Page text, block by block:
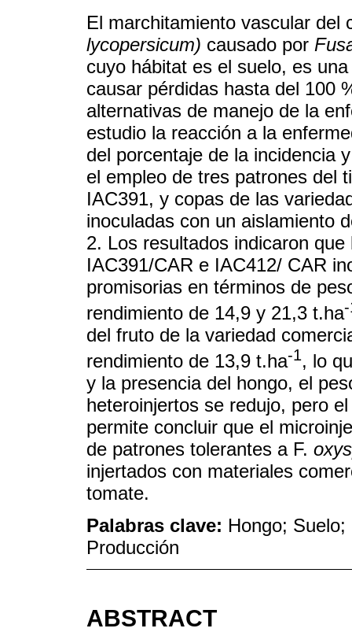
El marchitamiento vascular del
lycopersicum) causado por
cuyo hábitat es el suelo, es
causar pérdidas hasta del 100
alternativas de manejo de la
estudio la reacción a la
del porcentaje de la incidencia
el empleo de tres patrones del
IAC391, y copas de las
inoculadas con un aislamiento
2. Los resultados indicaron
IAC391/CAR e IAC412/ CAR
promisorias en términos de
rendimiento de 14,9 y 21,3 t.ha
del fruto de la variedad
rendimiento de 13,9 t.ha-1, lo
y la presencia del hongo, el
heteroinjertos se redujo, pero
permite concluir que el
de patrones tolerantes a F.
injertados con materiales
tomate.
Palabras clave: Hongo;
Producción
ABSTRACT